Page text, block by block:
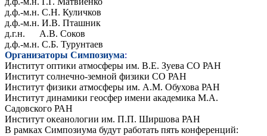
д.ф.-м.н. C.Н. Куличков
д.ф.-м.н. И.В. Пташник
д.г.н. А.В. Соков
д.ф.-м.н. C.Б. Турунтаев
Организаторы Симпозиума:
Институт оптики атмосферы им. В.Е. Зуева СО РАН
Институт солнечно-земной физики СО РАН
Институт физики атмосферы им. А.М. Обухова РАН
Институт динамики геосфер имени академика М.А.
Садовского РАН
Институт океанологии им. П.П. Ширшова РАН
В рамках Симпозиума будут работать пять конференций: